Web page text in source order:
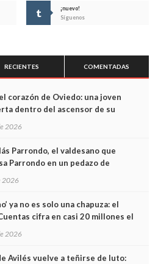
¡nuevo!
Síguenos
RECIENTES COMENTADAS
corazón de Oviedo: una joven
dentro del ascensor de su
captan sus últimos minutos
2026
Parrondo, el valdesano que
Parrondo en un pedazo de
2026
ya no es solo una chapuza: el
cifra en casi 20 millones el
los trenes que no cabían por los
2026
Avilés vuelve a teñirse de luto: